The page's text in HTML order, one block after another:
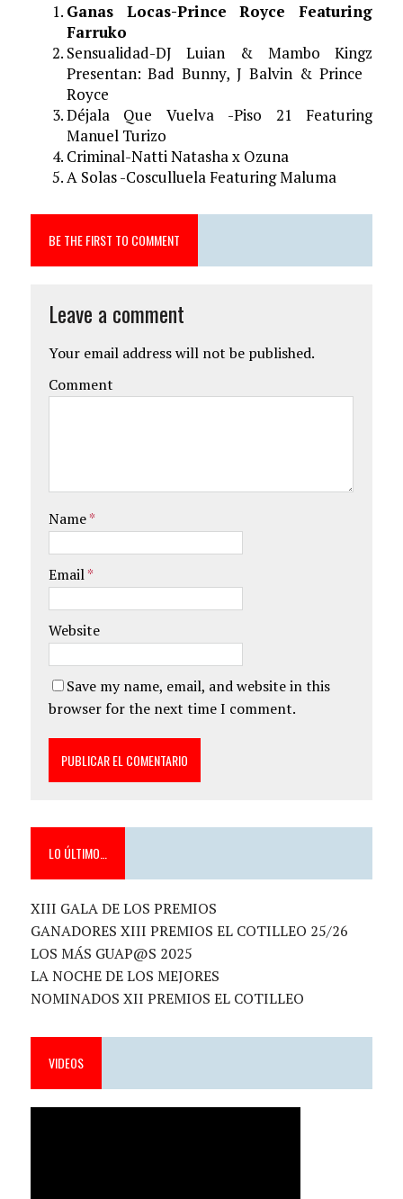
Ganas Locas-Prince Royce Featuring
Farruko
Sensualidad-DJ Luian & Mambo Kingz
Presentan: Bad Bunny, J Balvin & Prince
Royce
Déjala Que Vuelva -Piso 21 Featuring
Manuel Turizo
Criminal-Natti Natasha x Ozuna
A Solas -Cosculluela Featuring Maluma
BE THE FIRST TO COMMENT
Leave a comment
Your email address will not be published.
Comment
Name*
Email*
Website
Save my name, email, and website in this
browser for the next time I comment.
LO ÚLTIMO…
XIII GALA DE LOS PREMIOS
GANADORES XIII PREMIOS EL COTILLEO 25/26
LOS MÁS GUAP@S 2025
LA NOCHE DE LOS MEJORES
NOMINADOS XII PREMIOS EL COTILLEO
VIDEOS